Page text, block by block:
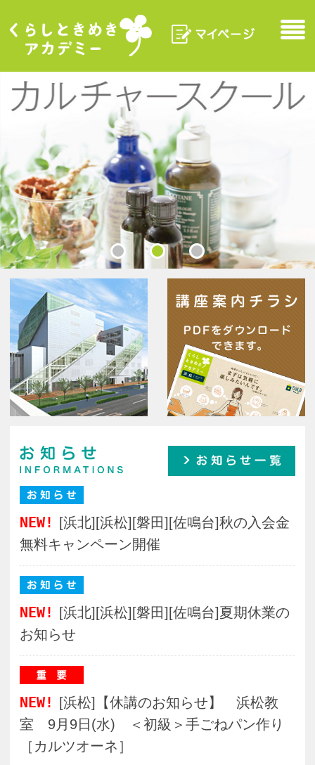
くらしときめきアカデ
マイページ Menu
各施設
講座案内チラシ／
PDFをダウンロード
できます。
お知らせ お知らせ一覧
NEW! [浜北][浜松][磐田][佐鳴台]秋の入会金
無料キャンペーン開催
お知らせ
NEW! [浜松]【休講のお知らせ】 浜松教
室 9月9日(水) ＜初級＞手ごねパン作り
［カルツオーネ］
【重要】受講料等の口座振替・クレジット
カード決済に関するお知らせ
[浜松]【重要】チラシ掲載講座の日程誤りに
関するお詫びと訂正